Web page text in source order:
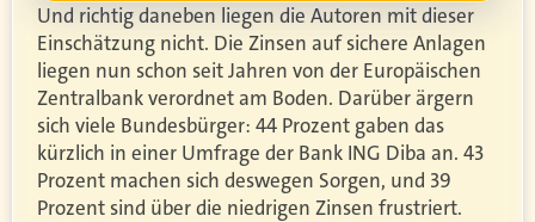
Und richtig daneben liegen die Autoren mit dieser
Einschätzung nicht. Die Zinsen auf sichere Anlagen
liegen nun schon seit Jahren von der Europäischen
Zentralbank verordnet am Boden. Darüber ärgern
sich viele Bundesbürger: 44 Prozent gaben das
kürzlich in einer Umfrage der Bank ING Diba an. 43
Prozent machen sich deswegen Sorgen, und 39
Prozent sind über die niedrigen Zinsen frustriert.